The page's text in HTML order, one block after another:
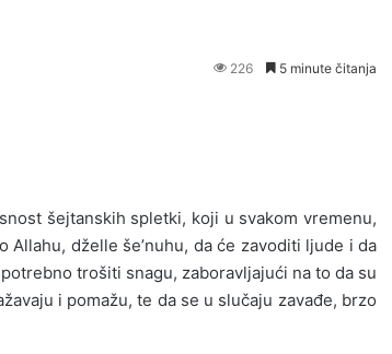
226 5 minute čitanja
šejtanskih spletki, koji u svakom vremenu,
dželle še’nuhu, da će zavoditi ljude i da
trošiti snagu, zaboravljajući na to da su
i pomažu, te da se u slučaju zavađe, brzo